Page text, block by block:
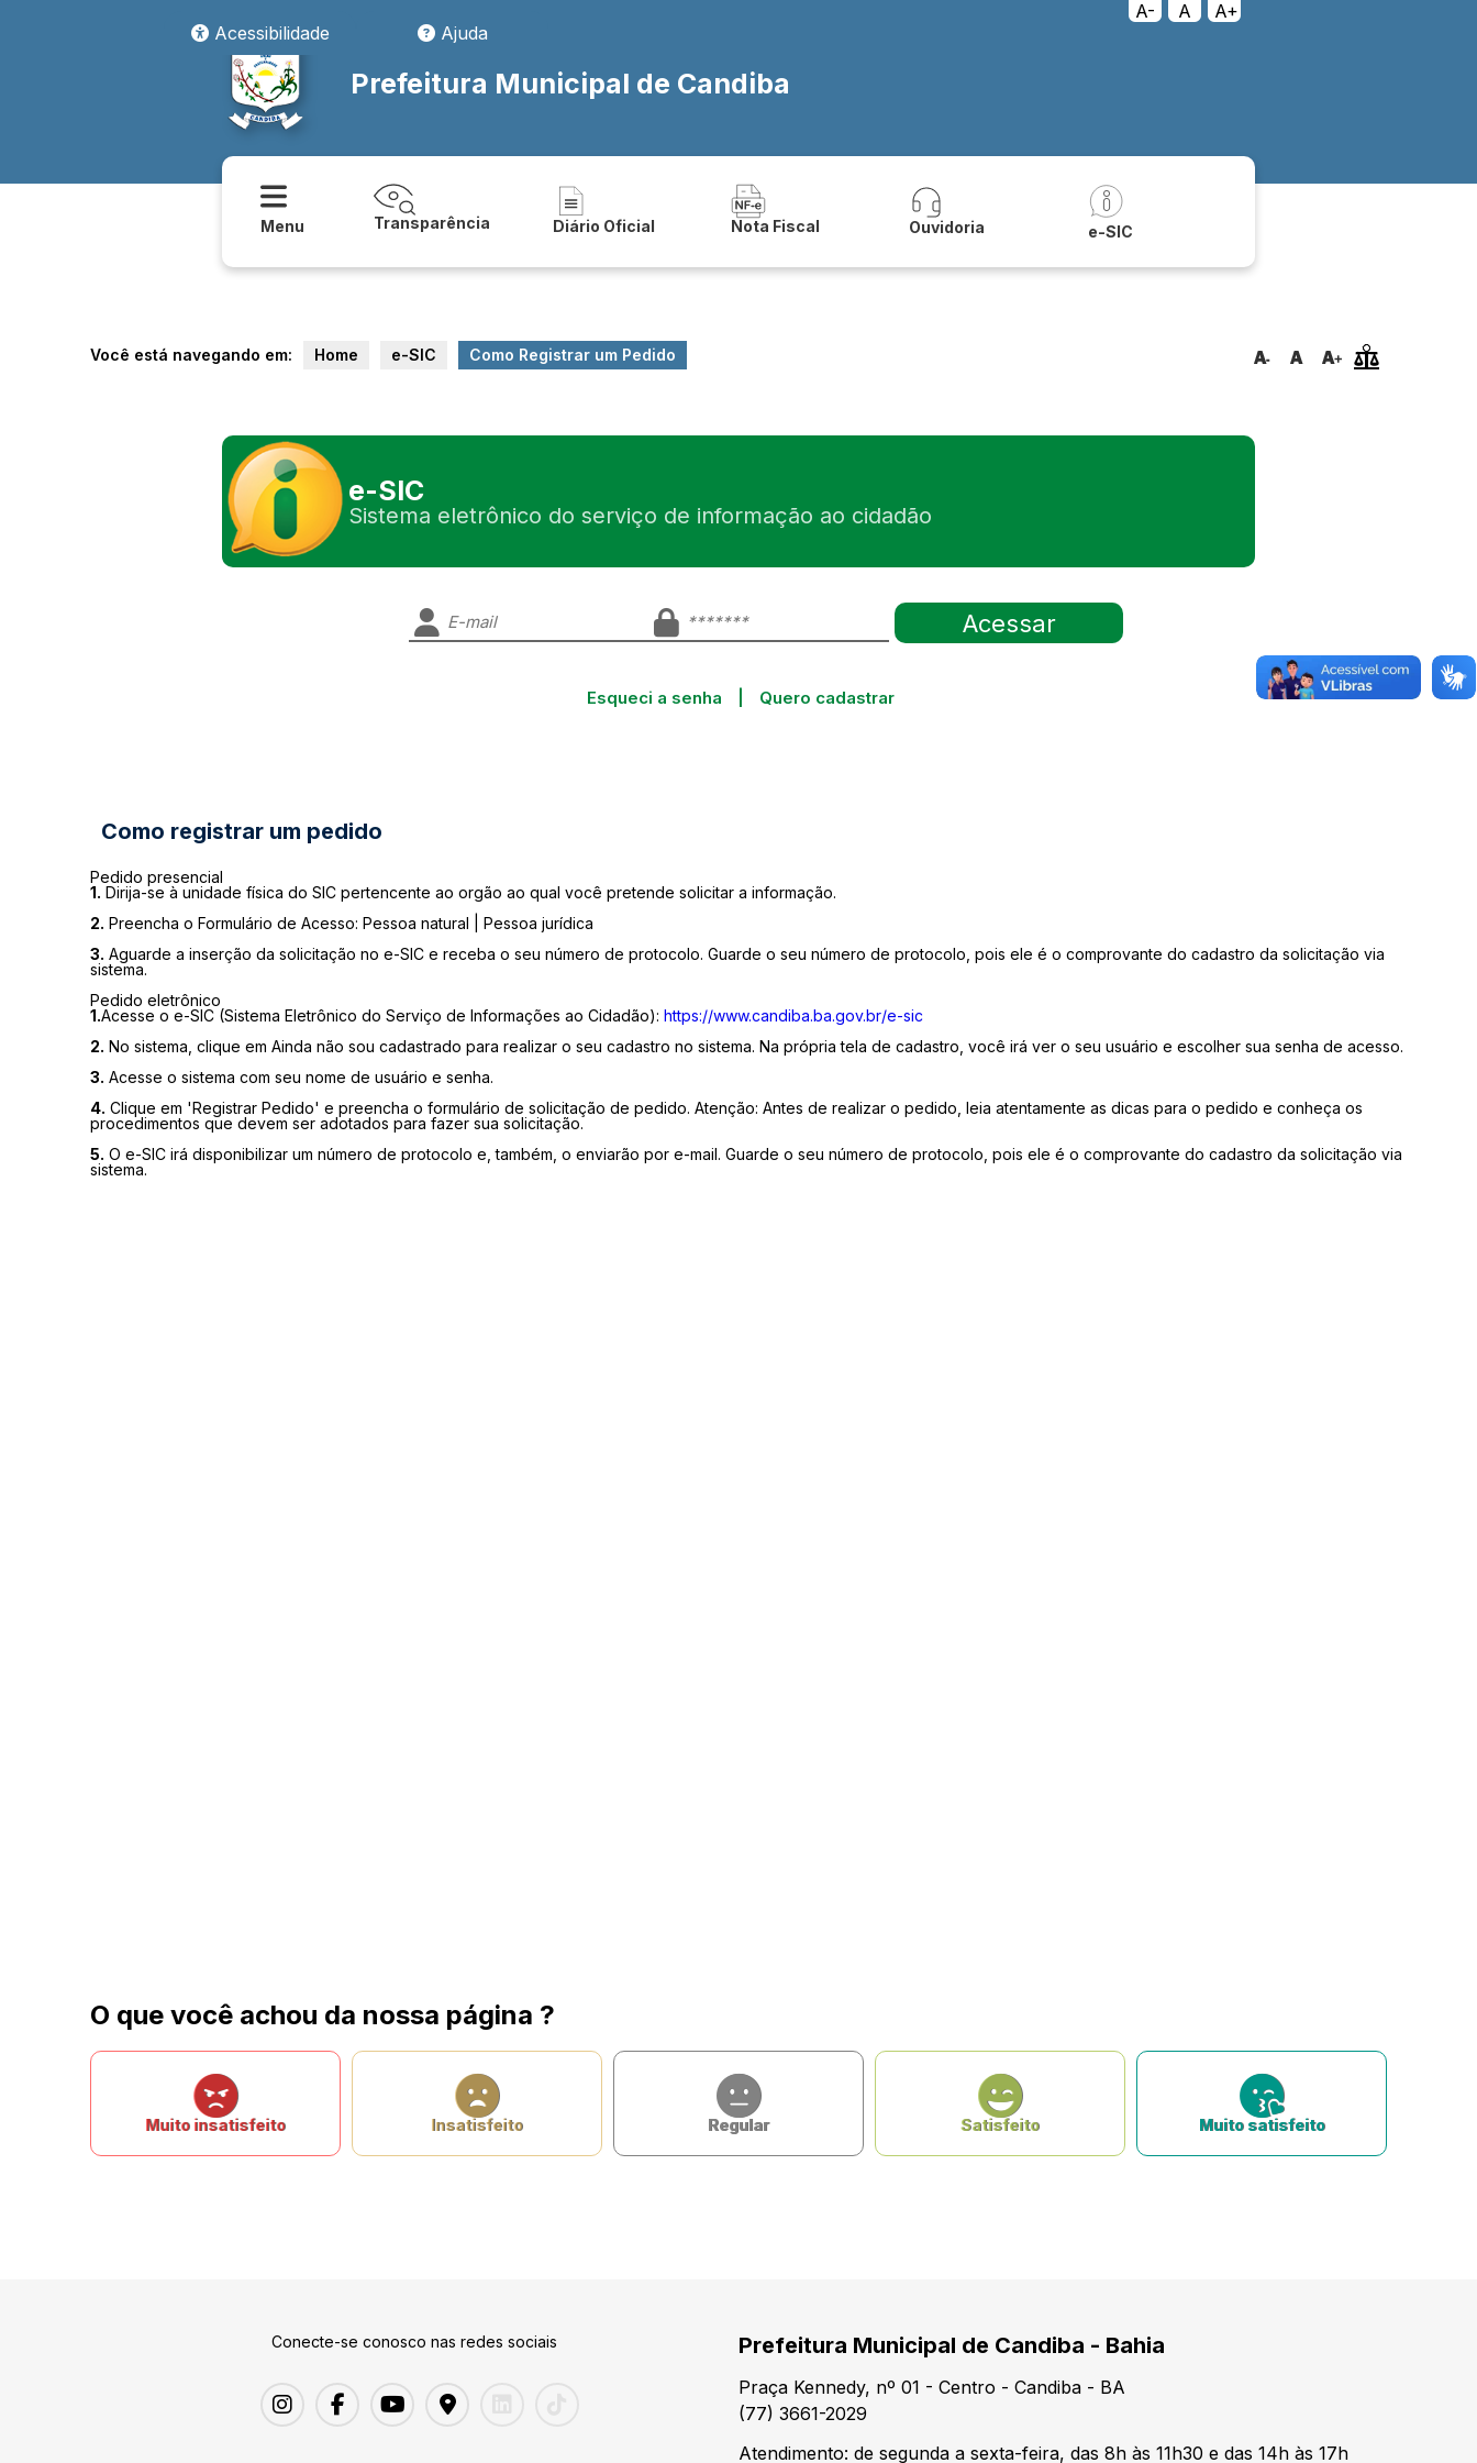
A- A
A+
Acessibilidade
Ajuda
Prefeitura Municipal de Candiba
Menu Transparência Diário Oficial Nota Fiscal Ouvidoria e-SIC
Você está navegando em: Home e-SIC Como Registrar um Pedido
e-SIC
Sistema eletrônico do serviço de informação ao cidadão
Esqueci a senha Quero cadastrar
Como registrar um pedido
Pedido presencial
1. Dirija-se à unidade física do SIC pertencente ao orgão ao qual você pretende solicitar a informação.
2. Preencha o Formulário de Acesso: Pessoa natural | Pessoa jurídica
3. Aguarde a inserção da solicitação no e-SIC e receba o seu número de protocolo. Guarde o seu número de protocolo, pois ele é o comprovante do cadastro da solicitação via
sistema.
Pedido eletrônico
1.Acesse o e-SIC (Sistema Eletrônico do Serviço de Informações ao Cidadão): https://www.candiba.ba.gov.br/e-sic
2. No sistema, clique em Ainda não sou cadastrado para realizar o seu cadastro no sistema. Na própria tela de cadastro, você irá ver o seu usuário e escolher sua senha de acesso.
3. Acesse o sistema com seu nome de usuário e senha.
4. Clique em 'Registrar Pedido' e preencha o formulário de solicitação de pedido. Atenção: Antes de realizar o pedido, leia atentamente as dicas para o pedido e conheça os
procedimentos que devem ser adotados para fazer sua solicitação.
5. O e-SIC irá disponibilizar um número de protocolo e, também, o enviarão por e-mail. Guarde o seu número de protocolo, pois ele é o comprovante do cadastro da solicitação via
sistema.
O que você achou da nossa página ?
Muito insatisfeito Insatisfeito Regular Satisfeito Muito satisfeito
Conecte-se conosco nas redes sociais Prefeitura Municipal de Candiba - Bahia
Praça Kennedy, nº 01 - Centro - Candiba - BA
(77) 3661-2029
Atendimento: de segunda a sexta-feira, das 8h às 11h30 e das 14h às 17h